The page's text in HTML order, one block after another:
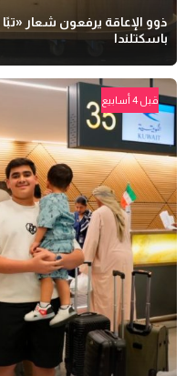
ذوو الإعاقة يرفعون شعار
باسكتلندا
قبل 4 أسابيع